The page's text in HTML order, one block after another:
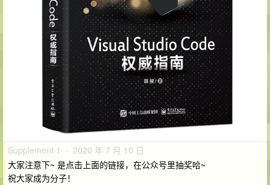
Supplement 1 · 2020 年 7 月 10 日
大家注意下~ 是点击上面的链接，在公众号里抽奖哈~
祝大家成为分子！